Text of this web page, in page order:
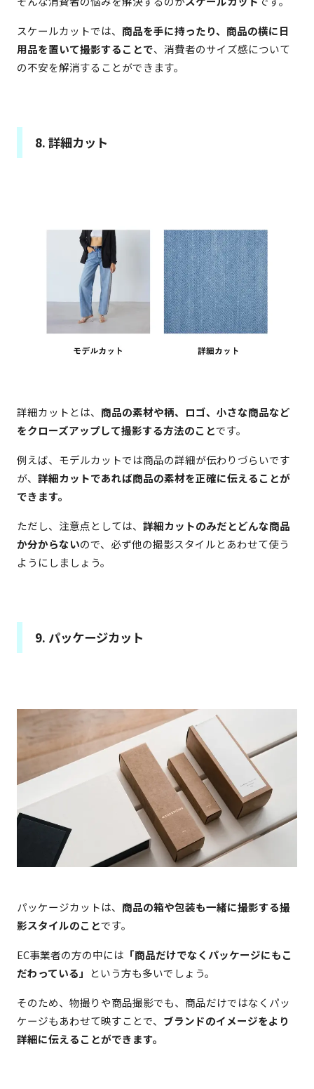
スケールカットでは、 商品を手に持ったり、商品の横に日
用品を置いて撮影することで、消費者のサイズ感について
の不安を解消することができます。
8. 詳細カット
詳細カットとは、 商品の素材や柄、ロゴ、小さな商品など
をクローズアップして撮影する方法のことです。
例えば、モデルカットでは商品の詳細が伝わりづらいです
が、 詳細カットであれば商品の素材を正確に伝えることが
できます。
ただし、注意点としては、 詳細カットのみだとどんな商品
か分からないので、必ず他の撮影スタイルとあわせて使う
ようにしましょう。
9. パッケージカット
パッケージカットは、 商品の箱や包装も一緒に撮影する撮
影スタイルのことです。
EC事業者の方の中には 「商品だけでなくパッケージにもこ
だわっている」
という方も多いでしょう。
そのため、物撮りや商品撮影でも、商品だけではなくパッ
ケージもあわせて映すことで、 ブランドのイメージをより
詳細に伝えることができます。